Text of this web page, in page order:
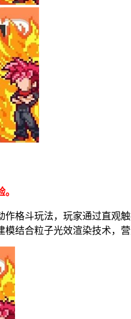
作格斗玩法，玩家通过直观
结合粒子光效渲染技术，